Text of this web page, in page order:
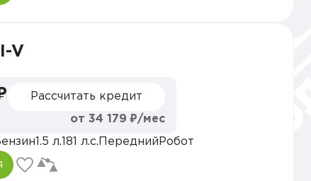
V
Рассчитать кредит
от 34 179 ₽/мес
1.5 л. 181 л.с. Передний Робот